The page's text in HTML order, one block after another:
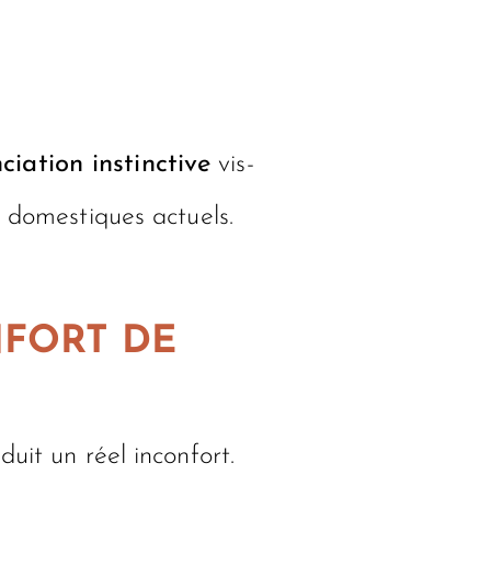
instinctive vis-
actuels.
DE
un réel inconfort.